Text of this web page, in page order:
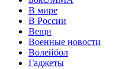
В мире
В России
Вещи
Военные новости
Волейбол
Гаджеты